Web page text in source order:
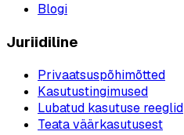
Blogi
Juriidiline
Privaatsuspõhimõtted
Kasutustingimused
Lubatud kasutuse reeglid
Teata väärkasutusest